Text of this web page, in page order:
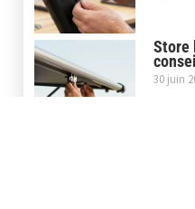
Store
30 juin